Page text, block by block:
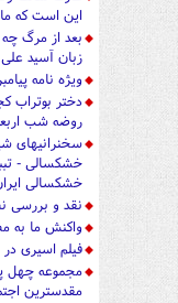
این است که ما
بعد از مرگ
زبان آسید
ویژه نامه
دختر بوتراب
روضه شب
سخنرانیهای
خشکسالی -
خشکسالی
نقد و بررسی
واکنش ما به
فیلم اسیری
مجموعه چهل
مقدسترین